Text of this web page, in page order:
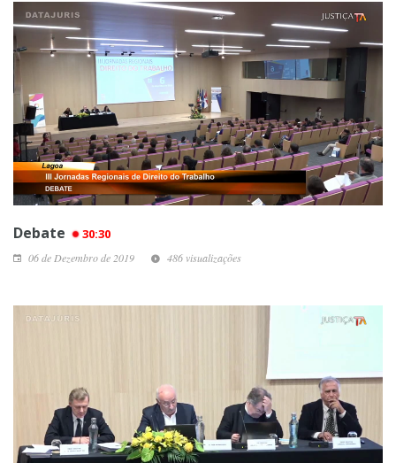
Debate 30:30
06 de Dezembro de 2019 486 visualizações